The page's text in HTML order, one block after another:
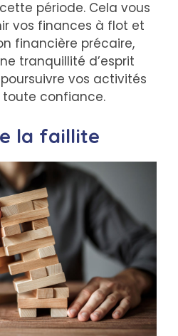
période. Cela vous
vos finances à flot et
financière précaire,
tranquillité d’esprit
vos activités
toute confiance.
la faillite